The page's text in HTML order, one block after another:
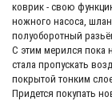
коврик - свою
ножного насоса,
полуоборотный
С этим мерился пока
стала пропускать
покрытой тонким
Придется покупать